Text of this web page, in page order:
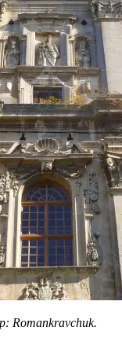
Romankravchuk.